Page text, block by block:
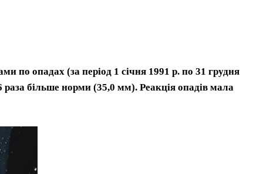
по опадах (за період 1 січня 1991 р. по 31 грудня
більше норми (35,0 мм). Реакція опадів мала